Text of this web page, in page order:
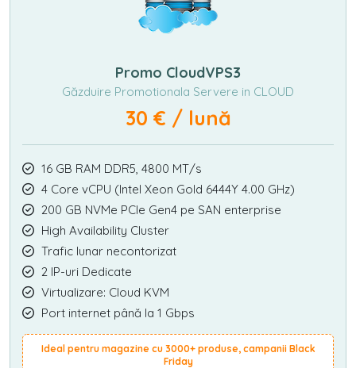
Promo CloudVPS3
Găzduire Promotionala Servere in CLOUD
30 € / lună
16 GB RAM DDR5, 4800 MT/s
4 Core vCPU (Intel Xeon Gold 6444Y 4.00 GHz)
200 GB NVMe PCIe Gen4 pe SAN enterprise
High Availability Cluster
Trafic lunar necontorizat
2 IP-uri Dedicate
Virtualizare: Cloud KVM
Port internet până la 1 Gbps
Ideal pentru magazine cu 3000+ produse, campanii Black
Friday